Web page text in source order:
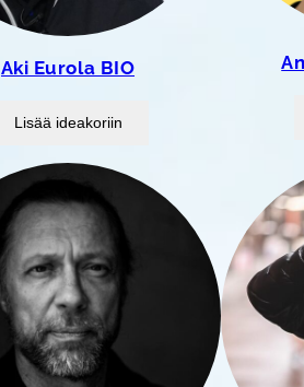
Aki Eurola BIO
Lisää ideakoriin